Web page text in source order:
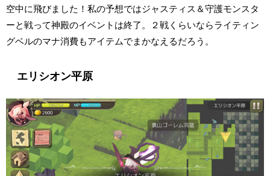
空中に飛びました！私の予想ではジャスティス＆守護モンスタ
ーと戦って神殿のイベントは終了。２戦くらいならライティン
グベルのマナ消費もアイテムでまかなえるだろう。
エリシオン平原